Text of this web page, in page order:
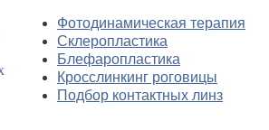
Фотодинамическая терапия
Склеропластика
Блефаропластика
Кросслинкинг роговицы
Подбор контактных линз